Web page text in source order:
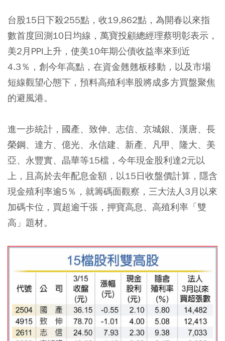
台股15日下殺255點，收19,862點，為開春以來指
數首度回測10日均線，萬寶投顧總經理蔡明彰表示，
美2月PPI上升，使美10年期公債收益率來到近
4.3％，創今年高點，在資金翹翹板移動，以及市場
短線觀望心態下，預料高殖利率股將成多方買盤聚焦
的避風港。
進一步統計，國產、致伸、志信、京城銀、漢唐、長
榮鋼、達方、億光、永信建、新產、凡甲、隆大、美
亞、永豐實、晶華等15檔，今年現金股利達2元以
上，且高於去年配息金額，以15日收盤價計算，隱含
現金殖利率逾5％，就籌碼面觀察，三大法人3月以來
加碼卡位，買超逾千張，押寶高息、高殖利率「雙
高」題材。